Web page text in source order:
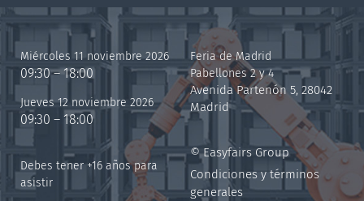
Miércoles 11 noviembre 2026
09:30 – 18:00
Jueves 12 noviembre 2026
09:30 – 18:00
Debes tener +16 años para
asistir
Feria de Madrid
Pabellones 2 y 4
Avenida Partenón 5, 28042
Madrid
© Easyfairs Group
Condiciones y términos
generales